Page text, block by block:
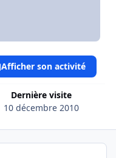
Dernière visite
10 décembre 2010
Afficher son activité